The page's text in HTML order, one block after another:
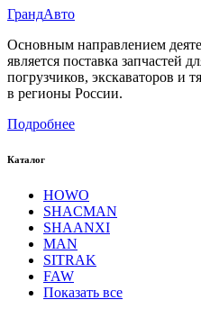
ГрандАвто
Основным направлением
является поставка запчастей
погрузчиков, экскаваторов и
в регионы России.
Подробнее
Каталог
HOWO
SHACMAN
SHAANXI
MAN
SITRAK
FAW
Показать все